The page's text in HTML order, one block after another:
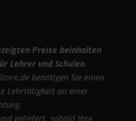
Preise beinhalten
Lehrer und Schulen.
benötigen Sie einen
Lehrtätigkeit an einer
geliefert, sobald Ihre